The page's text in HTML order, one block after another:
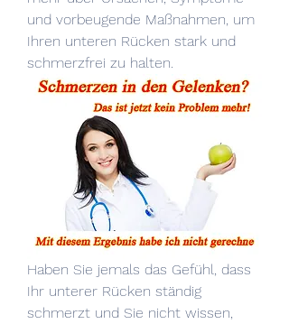
und vorbeugende Maßnahmen, um
Ihren unteren Rücken stark und
schmerzfrei zu halten.
Haben Sie jemals das Gefühl, dass
Ihr unterer Rücken ständig
schmerzt und Sie nicht wissen,